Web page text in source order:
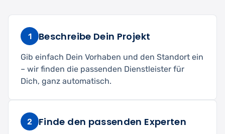
1 Beschreibe Dein Projekt
Gib einfach Dein Vorhaben und den Standort ein
– wir finden die passenden Dienstleister für
Dich, ganz automatisch.
2 Finde den passenden Experten